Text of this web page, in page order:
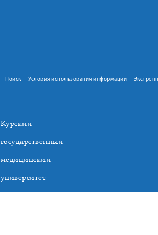
Поиск Условия использования информации
Курский
государственный
медицинский
университет